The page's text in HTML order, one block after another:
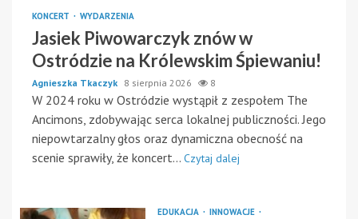
KONCERT WYDARZENIA
Jasiek Piwowarczyk znów w
Ostródzie na Królewskim Śpiewaniu!
Agnieszka Tkaczyk 8 sierpnia 2026 8
W 2024 roku w Ostródzie wystąpił z zespołem The
Ancimons, zdobywając serca lokalnej publiczności. Jego
niepowtarzalny głos oraz dynamiczna obecność na
scenie sprawiły, że koncert... Czytaj dalej
EDUKACJA
INNOWACJE